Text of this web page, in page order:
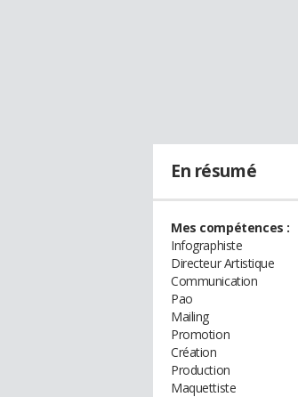
En résumé
Mes compétences :
Infographiste
Directeur Artistique
Communication
Pao
Mailing
Promotion
Création
Production
Maquettiste